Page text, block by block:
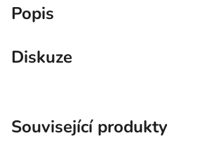
Popis
Diskuze
Související produkty